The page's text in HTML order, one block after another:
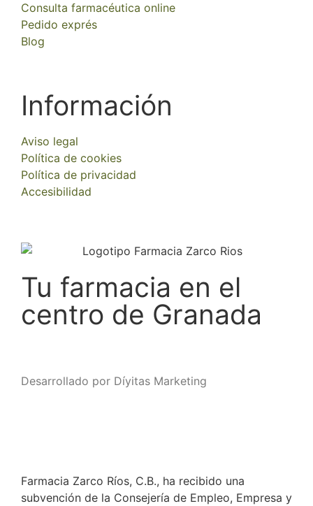
Consulta farmacéutica online
Pedido exprés
Blog
Información
Aviso legal
Política de cookies
Política de privacidad
Accesibilidad
Tu farmacia en el
centro de Granada
Desarrollado por Díyitas Marketing
Farmacia Zarco Ríos, C.B., ha recibido una
subvención de la Consejería de Empleo, Empresa y